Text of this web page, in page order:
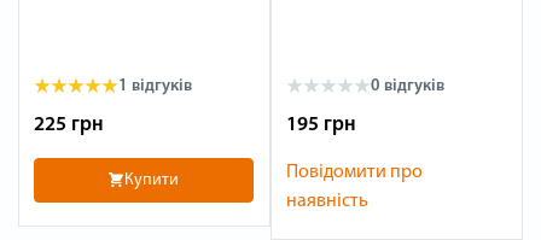
1 відгуків
225 грн
Купити
0 відгуків
195 грн
Повідомити про
наявність